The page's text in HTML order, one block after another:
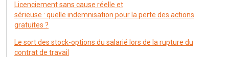
Licenciement sans cause réelle et
sérieuse : quelle indemnisation pour la perte des actions
gratuites ?
Le sort des stock-options du salarié lors de la rupture du
contrat de travail